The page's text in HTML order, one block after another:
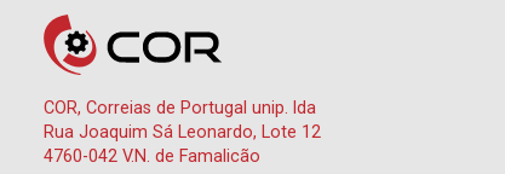
COR, Correias de Portugal unip. lda
Rua Joaquim Sá Leonardo, Lote 12
4760-042 V.N. de Famalicão